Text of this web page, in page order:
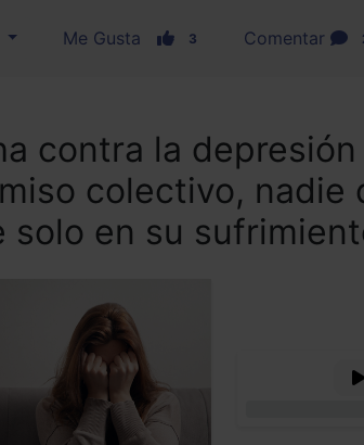
Me Gusta 3 Comentar
contra la
colectivo, nadie
solo en su